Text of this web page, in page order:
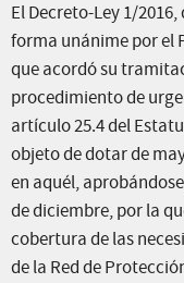
El Decreto-Ley 1/
forma unánime por el
que acordó su
procedimiento de
artículo 25.4 del
objeto de dotar de
en aquél,
de diciembre, por la
cobertura de las
de la Red de